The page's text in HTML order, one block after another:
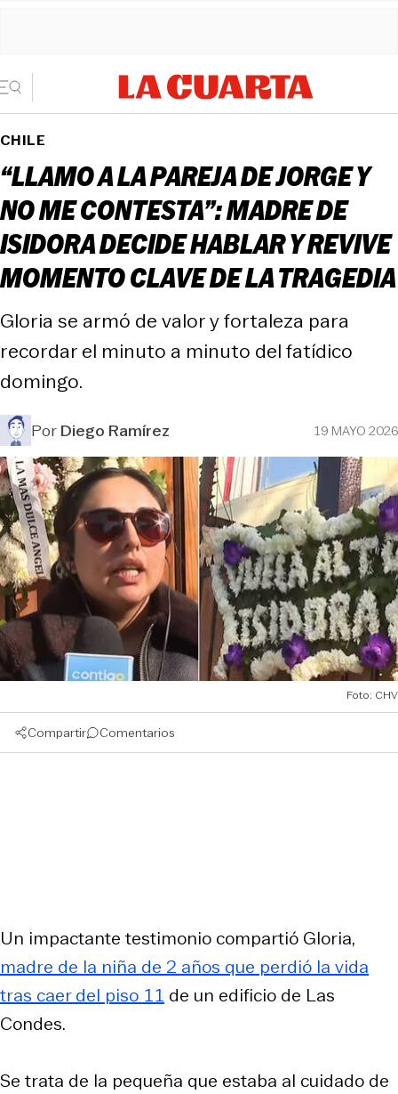
CHILE
“LLAMO A LA PAREJA DE JORGE Y
NO ME CONTESTA”: MADRE DE
ISIDORA DECIDE HABLAR Y REVIVE
MOMENTO CLAVE DE LA TRAGEDIA
Gloria se armó de valor y fortaleza para
recordar el minuto a minuto del fatídico
domingo.
PorDiego Ramírez 19 MAYO 2026
Foto: CHV
Compartir Comentarios
Un impactante testimonio compartió Gloria,
madre de la niña de 2 años que perdió la vida
tras caer del piso 11 de un edificio de Las
Condes.
Se trata de la pequeña que estaba al cuidado de